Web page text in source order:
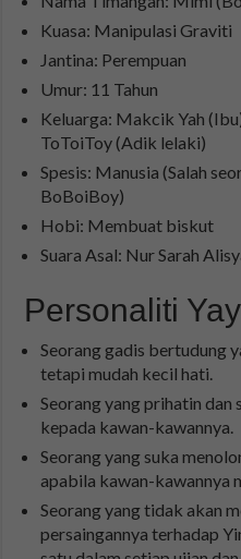
Kuasa: Manipulasi Graviti
Jantina: Perempuan
Umur: 11 Tahun
Keluarga: Makcik Yah
ToToiToy (Adik lelaki)
Spesis: Manusia (Salah
BoBoiBoy)
Hobi: Membuat biskut
Suara Asal: Nur Sarah
Personaliti
Seorang gadis bertudung
tetapi mudah kecil hati.
Seorang yang prihatin dan
kepada kawan-kawannya.
Seorang yang suka
apabila kawan-kawannya
Seorang yang tidak akan
persaingannya terhadap